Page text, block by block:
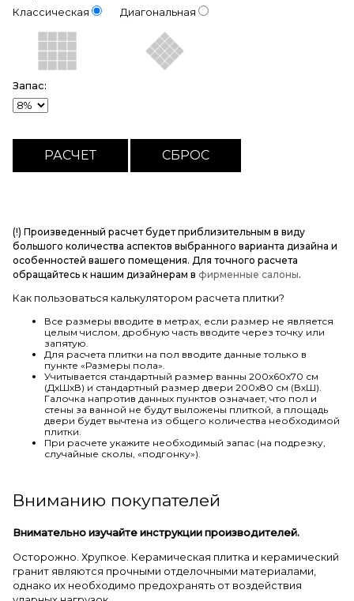
Классическая
Диагональная
Запас:
(!) Произведенный расчет будет приблизительным в виду
большого количества аспектов выбранного варианта дизайна и
особенностей вашего помещения. Для точного расчета
обращайтесь к нашим дизайнерам в фирменные салоны.
Как пользоваться калькулятором расчета плитки?
Все размеры вводите в метрах, если размер не является
целым числом, дробную часть вводите через точку или
запятую.
Для расчета плитки на пол вводите данные только в
пункте «Размеры пола».
Учитывается стандартный размер ванны 200х60х70 см
(ДхШхВ) и стандартный размер двери 200х80 см (ВхШ).
Галочка напротив данных пунктов означает, что пол и
стены за ванной не будут выложены плиткой, а площадь
двери будет вычтена из общего количества необходимой
плитки.
При расчете укажите необходимый запас (на подрезку,
случайные сколы, «подгонку»).
Вниманию покупателей
Внимательно изучайте инструкции производителей.
Осторожно. Хрупкое. Керамическая плитка и керамический
гранит являются прочными отделочными материалами,
однако их необходимо предохранять от воздействия